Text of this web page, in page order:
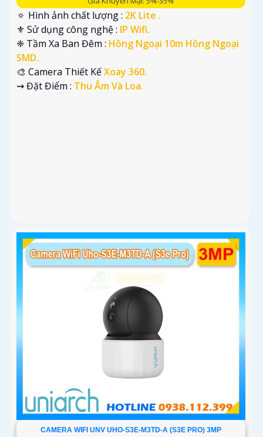
🔅 Hình ảnh chất lượng : 2K Lite .
⚜️ Sử dụng công nghệ : IP Wifi.
❈ Tầm Xa Ban Đêm : Hồng Ngoại 10m Hồng Ngoại
SMD.
🎨 Camera Thiết KếXoay 360.
️⇝ Đặt Điểm : Thu Âm Và Loa.
CAMERA WIFI UNV UHO-S3E-M3TD-A (S3E PRO) 3MP